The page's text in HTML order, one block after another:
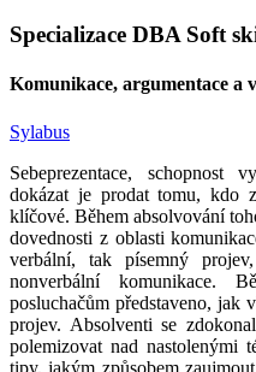
Specializace DBA Soft
Komunikace, argumentace a
Sylabus
Sebeprezentace, schopnost
dokázat je prodat tomu, kdo
klíčové. Během absolvování
dovednosti z oblasti
verbální, tak písemný
nonverbální komunikace.
posluchačům představeno, jak
projev. Absolventi se
polemizovat nad nastolenými
tipy, jakým způsobem